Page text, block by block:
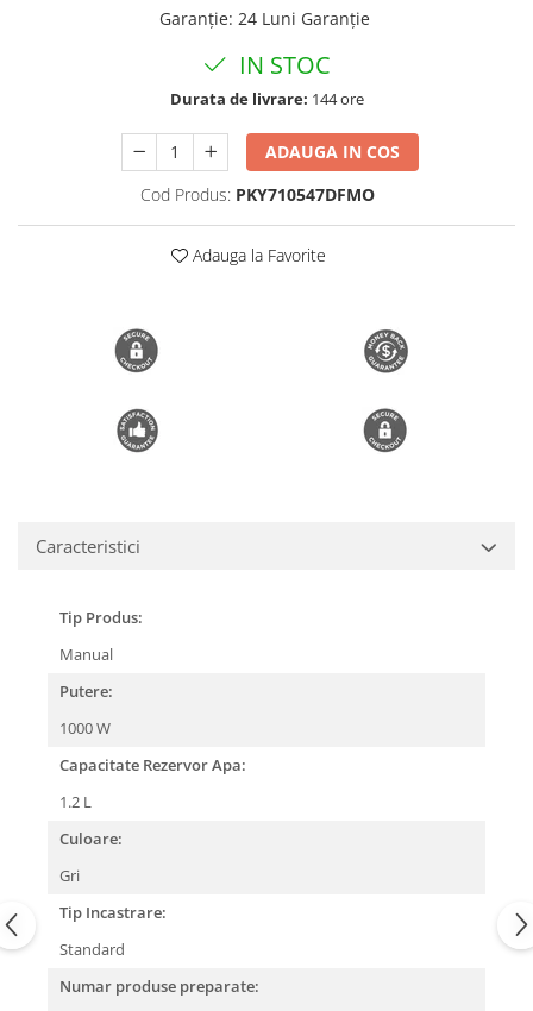
Trimmere si Fierastrae
Garanție: 24 Luni Garanție
IN STOC
Durata de livrare: 144 ore
ADAUGA IN COS
Cod Produs: PKY710547DFMO
Adauga la Favorite
Caracteristici
Tip Produs:
Manual
Putere:
1000 W
Capacitate Rezervor Apa:
1.2 L
Culoare:
Gri
Tip Incastrare:
Standard
Numar produse preparate: